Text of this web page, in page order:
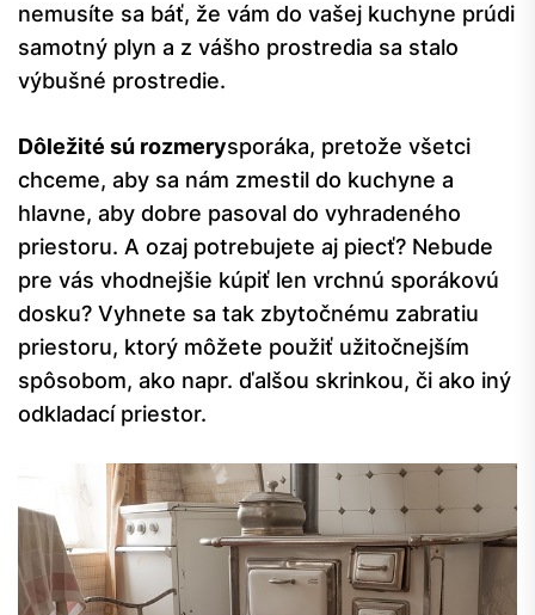
nemusíte sa báť, že vám do vašej kuchyne prúdi
samotný plyn a z vášho prostredia sa stalo
výbušné prostredie.
Dôležité sú rozmerysporáka, pretože všetci
chceme, aby sa nám zmestil do kuchyne a
hlavne, aby dobre pasoval do vyhradeného
priestoru. A ozaj potrebujete aj piecť? Nebude
pre vás vhodnejšie kúpiť len vrchnú sporákovú
dosku? Vyhnete sa tak zbytočnému zabratiu
priestoru, ktorý môžete použiť užitočnejším
spôsobom, ako napr. ďalšou skrinkou, či ako iný
odkladací priestor.